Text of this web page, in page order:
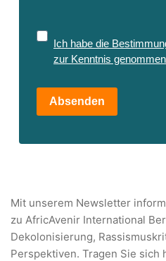
Ich habe die
zur Kenntnis
Absenden
Mit unserem Newsletter
zu AfricAvenir International
Dekolonisierung,
Perspektiven. Tragen Sie sich